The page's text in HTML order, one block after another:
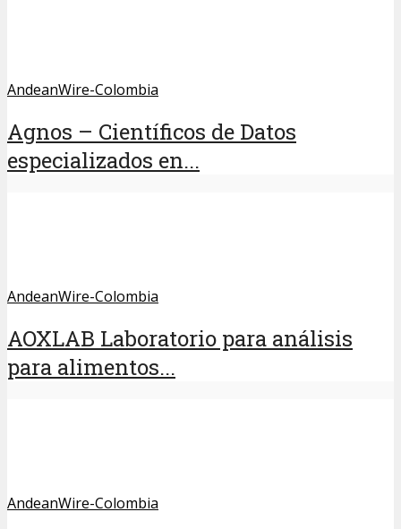
AndeanWire-Colombia
Agnos – Científicos de Datos
especializados en...
AndeanWire-Colombia
AOXLAB Laboratorio para análisis
para alimentos...
AndeanWire-Colombia